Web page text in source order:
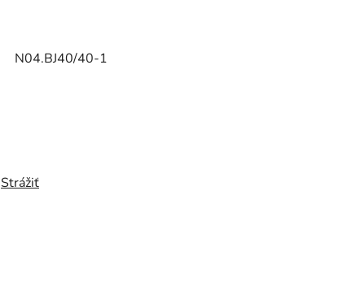
N04.BJ40/40-1
Strážiť